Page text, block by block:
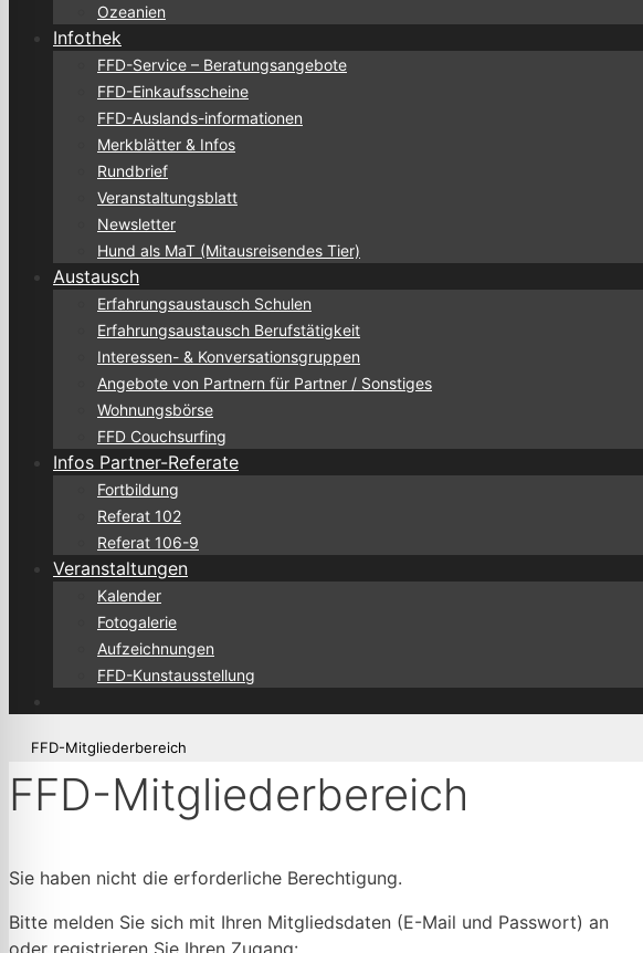
Ozeanien
Infothek
FFD-Service – Beratungsangebote
FFD-Einkaufsscheine
FFD-Auslands-informationen
Merkblätter & Infos
Rundbrief
Veranstaltungsblatt
Newsletter
Hund als MaT (Mitausreisendes Tier)
Austausch
Erfahrungsaustausch Schulen
Erfahrungsaustausch Berufstätigkeit
Interessen- & Konversationsgruppen
Angebote von Partnern für Partner / Sonstiges
Wohnungsbörse
FFD Couchsurfing
Infos Partner-Referate
Fortbildung
Referat 102
Referat 106-9
Veranstaltungen
Kalender
Fotogalerie
Aufzeichnungen
FFD-Kunstausstellung
FFD-Mitgliederbereich
FFD-Mitgliederbereich
Sie haben nicht die erforderliche Berechtigung.
Bitte melden Sie sich mit Ihren Mitgliedsdaten (E-Mail und Passwort) an